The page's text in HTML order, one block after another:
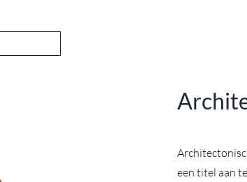
een ​​titel aan